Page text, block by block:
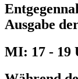
Ausgabe
MI: 17 - 19